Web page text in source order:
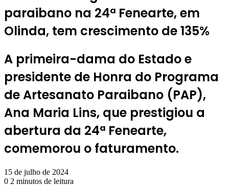
paraibano na 24ª Fenearte, em
Olinda, tem crescimento de 135%
A primeira-dama do Estado e
presidente de Honra do Programa
de Artesanato Paraibano (PAP),
Ana Maria Lins, que prestigiou a
abertura da 24ª Fenearte,
comemorou o faturamento.
15 de julho de 2024
0 2 minutos de leitura